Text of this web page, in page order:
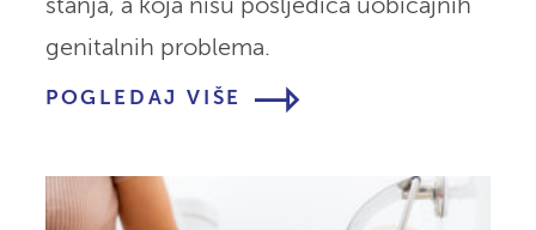
stanja, a koja nisu posljedica uobičajnih
genitalnih problema.
POGLEDAJ VIŠE